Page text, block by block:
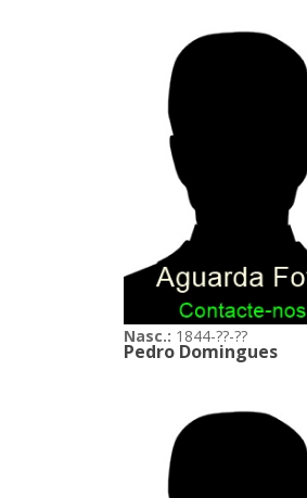
Nasc.: 1844-??-??
Pedro Domingues